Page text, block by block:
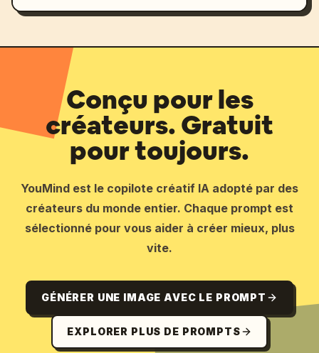
Conçu pour les
créateurs. Gratuit
pour toujours.
YouMind est le copilote créatif IA adopté par des
créateurs du monde entier. Chaque prompt est
sélectionné pour vous aider à créer mieux, plus
vite.
GÉNÉRER UNE IMAGE AVEC LE PROMPT
EXPLORER PLUS DE PROMPTS